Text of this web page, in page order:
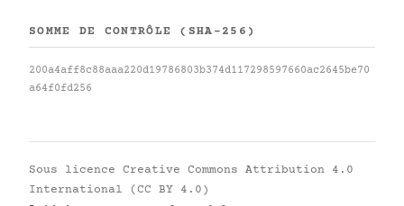
SOMME DE CONTRÔLE (SHA-256)
200a4aff8c88aaa220d19786803b374d117298597660ac2645be70
a64f0fd256
Sous licence Creative Commons Attribution 4.0
International (CC BY 4.0)